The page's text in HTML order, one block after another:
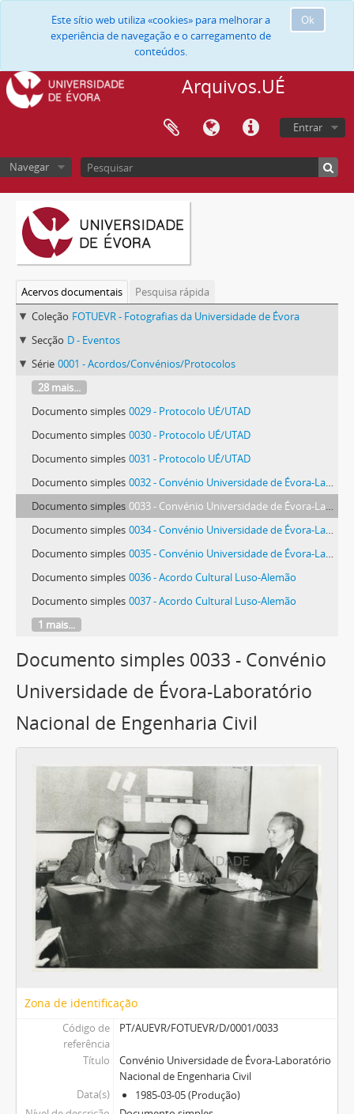
Ok
Este sítio web utiliza «cookies» para melhorar a
experiência de navegação e o carregamento de
conteúdos.
Arquivos.UÉ
Entrar
Navegar
Acervos documentais
Pesquisa rápida
Coleção FOTUEVR - Fotografias da Universidade de Évora
Secção D - Eventos
Série 0001 - Acordos/Convénios/Protocolos
28 mais...
Documento simples 0029 - Protocolo UÉ/UTAD
Documento simples 0030 - Protocolo UÉ/UTAD
Documento simples 0031 - Protocolo UÉ/UTAD
Documento simples 0032 - Convénio Universidade de Évora-Laboratório Nacional de Engenharia Civil
Documento simples 0033 - Convénio Universidade de Évora-Laboratório Nacional de Engenharia Civil
Documento simples 0034 - Convénio Universidade de Évora-Laboratório Nacional de Engenharia Civil
Documento simples 0035 - Convénio Universidade de Évora-Laboratório Nacional de Engenharia Civil
Documento simples 0036 - Acordo Cultural Luso-Alemão
Documento simples 0037 - Acordo Cultural Luso-Alemão
1 mais...
Documento simples 0033 - Convénio
Universidade de Évora-Laboratório
Nacional de Engenharia Civil
Zona de identificação
Código de
referência
PT/AUEVR/FOTUEVR/D/0001/0033
Título
Convénio Universidade de Évora-Laboratório
Nacional de Engenharia Civil
Data(s)
1985-03-05 (Produção)